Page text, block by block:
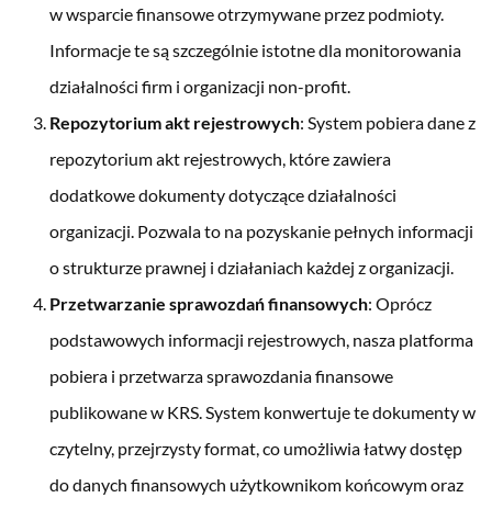
w wsparcie finansowe otrzymywane przez podmioty.
Informacje te są szczególnie istotne dla monitorowania
działalności firm i organizacji non-profit.
Repozytorium akt rejestrowych: System pobiera dane z
repozytorium akt rejestrowych, które zawiera
dodatkowe dokumenty dotyczące działalności
organizacji. Pozwala to na pozyskanie pełnych informacji
o strukturze prawnej i działaniach każdej z organizacji.
Przetwarzanie sprawozdań finansowych: Oprócz
podstawowych informacji rejestrowych, nasza platforma
pobiera i przetwarza sprawozdania finansowe
publikowane w KRS. System konwertuje te dokumenty w
czytelny, przejrzysty format, co umożliwia łatwy dostęp
do danych finansowych użytkownikom końcowym oraz